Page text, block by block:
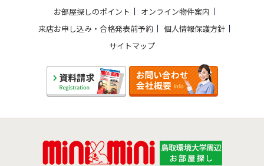
お部屋探しのポイント
オンライン物件案内
来店お申し込み・合格発表前予約
個人情報保護方針
サイトマップ